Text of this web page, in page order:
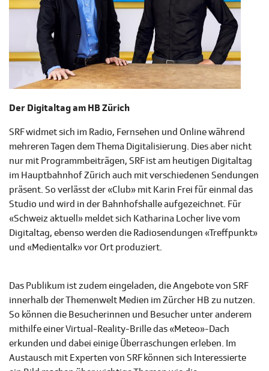
Der Digitaltag am HB Zürich
SRF widmet sich im Radio, Fernsehen und Online während
mehreren Tagen dem Thema Digitalisierung. Dies aber nicht
nur mit Programmbeiträgen, SRF ist am heutigen Digitaltag
im Hauptbahnhof Zürich auch mit verschiedenen Sendungen
präsent. So verlässt der «Club» mit Karin Frei für einmal das
Studio und wird in der Bahnhofshalle aufgezeichnet. Für
«Schweiz aktuell» meldet sich Katharina Locher live vom
Digitaltag, ebenso werden die Radiosendungen «Treffpunkt»
und «Medientalk» vor Ort produziert.
Das Publikum ist zudem eingeladen, die Angebote von SRF
innerhalb der Themenwelt Medien im Zürcher HB zu nutzen.
So können die Besucherinnen und Besucher unter anderem
mithilfe einer Virtual-Reality-Brille das «Meteo»-Dach
erkunden und dabei einige Überraschungen erleben. Im
Austausch mit Experten von SRF können sich Interessierte